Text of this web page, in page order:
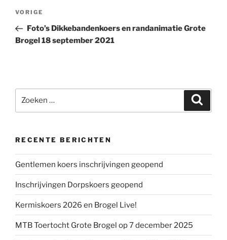
Bericht
Vorig
bericht
VORIGE
Foto’s Dikkebandenkoers en randanimatie Grote
Brogel 18 september 2021
naar:
RECENTE BERICHTEN
Gentlemen koers inschrijvingen geopend
Inschrijvingen Dorpskoers geopend
Kermiskoers 2026 en Brogel Live!
MTB Toertocht Grote Brogel op 7 december 2025